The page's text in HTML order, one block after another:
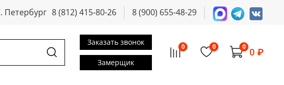
Петербург 8 (812) 415-80-26 8 (900) 655-48-29
Заказать звонок
Замерщик
0 0 0 0 ₽